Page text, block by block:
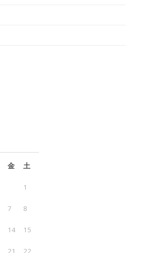
金 土
1
7 8
14 15
21 22